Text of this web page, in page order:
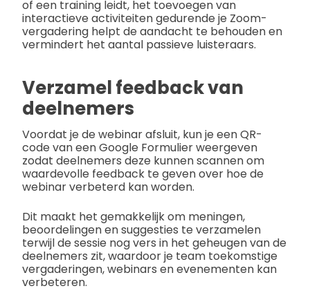
of een training leidt, het toevoegen van
interactieve activiteiten gedurende je Zoom-
vergadering helpt de aandacht te behouden en
vermindert het aantal passieve luisteraars.
Verzamel feedback van
deelnemers
Voordat je de webinar afsluit, kun je een QR-
code van een Google Formulier weergeven
zodat deelnemers deze kunnen scannen om
waardevolle feedback te geven over hoe de
webinar verbeterd kan worden.
Dit maakt het gemakkelijk om meningen,
beoordelingen en suggesties te verzamelen
terwijl de sessie nog vers in het geheugen van de
deelnemers zit, waardoor je team toekomstige
vergaderingen, webinars en evenementen kan
verbeteren.